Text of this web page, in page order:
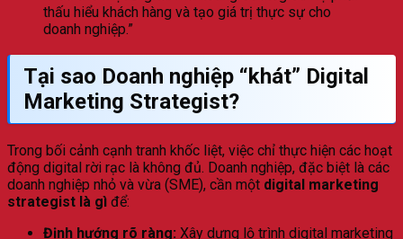
thấu hiểu khách hàng và tạo giá trị thực sự cho
doanh nghiệp.”
Tại sao Doanh nghiệp “khát” Digital
Marketing Strategist?
Trong bối cảnh cạnh tranh khốc liệt, việc chỉ thực hiện các hoạt
động digital rời rạc là không đủ. Doanh nghiệp, đặc biệt là các
doanh nghiệp nhỏ và vừa (SME), cần một digital marketing
strategist là gì để:
Định hướng rõ ràng: Xây dựng lộ trình digital marketing